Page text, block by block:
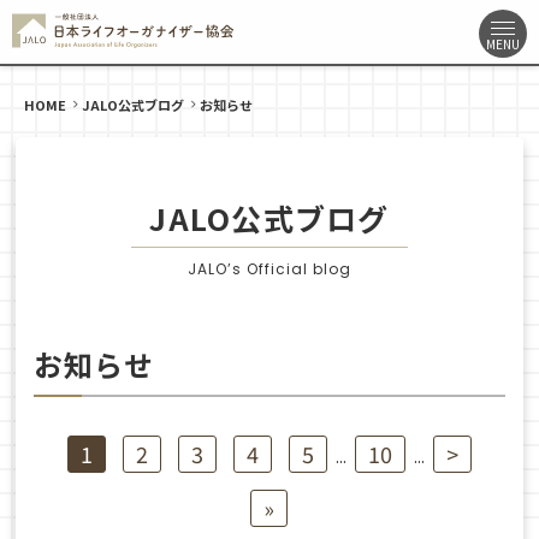
HOME JALO公式ブログ お知らせ
JALO公式ブログ
JALO’s Official blog
お知らせ
1 2 3 4 5 ... 10 ...
>
»